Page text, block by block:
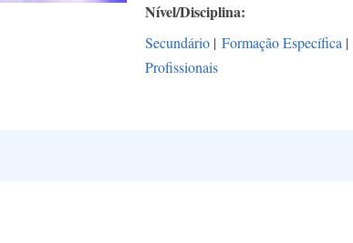
Nível/Disciplina
Secundário | Formação Específica |
Profissionais